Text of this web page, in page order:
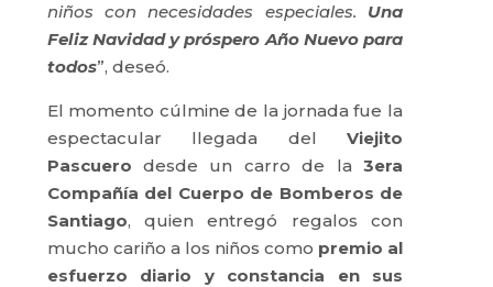
niños con necesidades especiales. Una
Feliz Navidad y próspero Año Nuevo para
todos”, deseó.
El momento cúlmine de la jornada fue la
espectacular llegada del Viejito
Pascuero desde un carro de la 3era
Compañía del Cuerpo de Bomberos de
Santiago, quien entregó regalos con
mucho cariño a los niños como premio al
esfuerzo diario y constancia en sus